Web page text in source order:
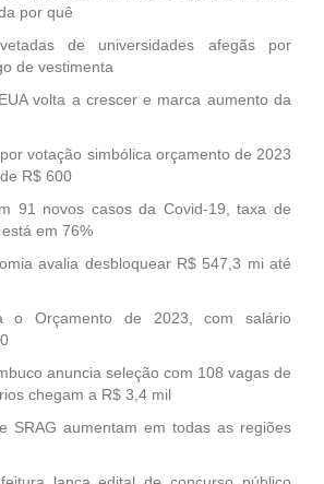
por quê
de universidades afegãs por
de vestimenta
volta a crescer e marca aumento da
votação simbólica orçamento de 2023
R$ 600
91 novos casos da Covid-19, taxa de
em 76%
avalia desbloquear R$ 547,3 mi até
o Orçamento de 2023, com salário
anuncia seleção com 108 vagas de
chegam a R$ 3,4 mil
SRAG aumentam em todas as regiões